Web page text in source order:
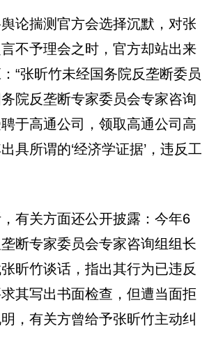
论揣测官方会选择沉默，对张
不予理会之时，官方却站出来
“张昕竹未经国务院反垄断委员
院反垄断专家委员会专家咨询
于高通公司，领取高通公司高
具所谓的‘经济学证据’，违反工
有关方面还公开披露：今年6
断专家委员会专家咨询组组长
昕竹谈话，指出其行为已违反
其写出书面检查，但遭当面拒
，有关方曾给予张昕竹主动纠